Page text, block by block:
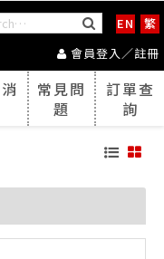
EN
繁
會員登入／註冊
常見問
題
訂單查
詢